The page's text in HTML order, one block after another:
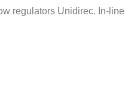
regulators Unidirec. In-